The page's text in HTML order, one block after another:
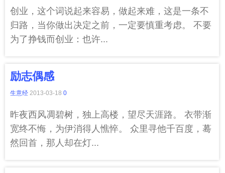
创业，这个词说起来容易，做起来难，这是一条不
归路，当你做出决定之前，一定要慎重考虑。 不要
为了挣钱而创业：也许...
励志偶感
生意经 2013-03-18 0
昨夜西风凋碧树，独上高楼，望尽天涯路。 衣带渐
宽终不悔，为伊消得人憔悴。 众里寻他千百度，蓦
然回首，那人却在灯...